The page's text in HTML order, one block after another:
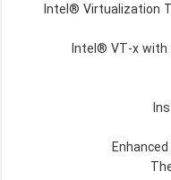
Intel® Virtualization
Intel® VT-x with